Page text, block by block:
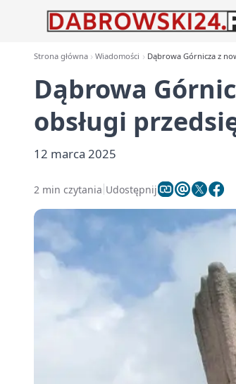
Strona główna Wiadomości Dąbrowa Górnicza z
Dąbrowa
obsługi
12 marca 2025
2 min czytania Udostępnij